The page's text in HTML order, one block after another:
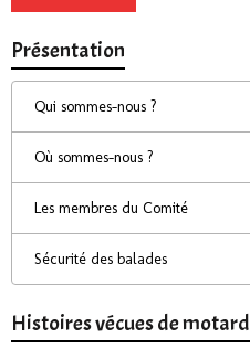
Présentation
Qui sommes-nous ?
Où sommes-nous ?
Les membres du Comité
Sécurité des balades
Histoires vécues de motard